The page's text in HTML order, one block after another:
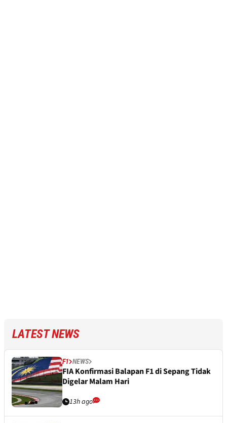
LATEST NEWS
F1 NEWS
FIA Konfirmasi Balapan F1 di Sepang Tidak
Digelar Malam Hari
13h ago